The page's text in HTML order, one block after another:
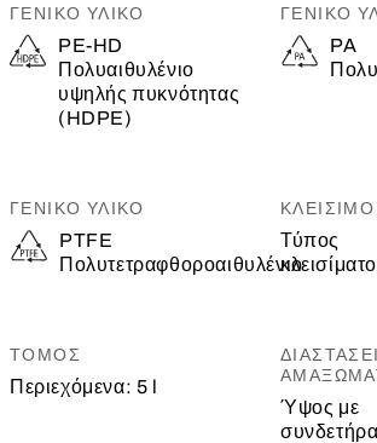
ΓΕΝΙΚΌ ΥΛΙΚΌ
PE-HD
Πολυαιθυλένιο
υψηλής πυκνότητας
(HDPE)
ΓΕΝΙΚΌ
PA
ΓΕΝΙΚΌ ΥΛΙΚΌ
PTFE
Πολυτετραφθοροαιθυλένιο
ΚΛΕΊΣΙΜΟ
Τύπος
ΤΌΜΟΣ
Περιεχόμενα: 5 l
Ύψος με